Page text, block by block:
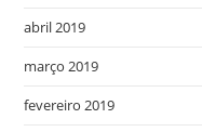
abril 2019
março 2019
fevereiro 2019